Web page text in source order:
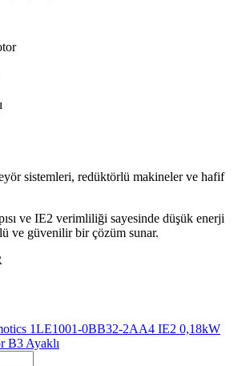
sistemleri, redüktörlü makineler ve hafif
ve IE2 verimliliği sayesinde düşük enerji
ve güvenilir bir çözüm sunar.
1LE1001-0BB32-2AA4 IE2 0,18kW
B3 Ayaklı